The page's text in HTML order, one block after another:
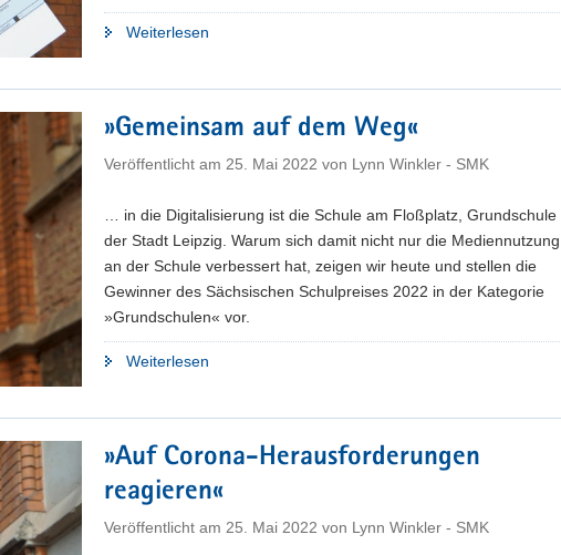
Weiterlesen
»Gemeinsam auf dem Weg«
Veröffentlicht am 25. Mai 2022 von Lynn Winkler - SMK
… in die Digitalisierung ist die Schule am Floßplatz, Grundschule
der Stadt Leipzig. Warum sich damit nicht nur die Mediennutzung
an der Schule verbessert hat, zeigen wir heute und stellen die
Gewinner des Sächsischen Schulpreises 2022 in der Kategorie
»Grundschulen« vor.
Weiterlesen
»Auf Corona-Herausforderungen
reagieren«
Veröffentlicht am 25. Mai 2022 von Lynn Winkler - SMK